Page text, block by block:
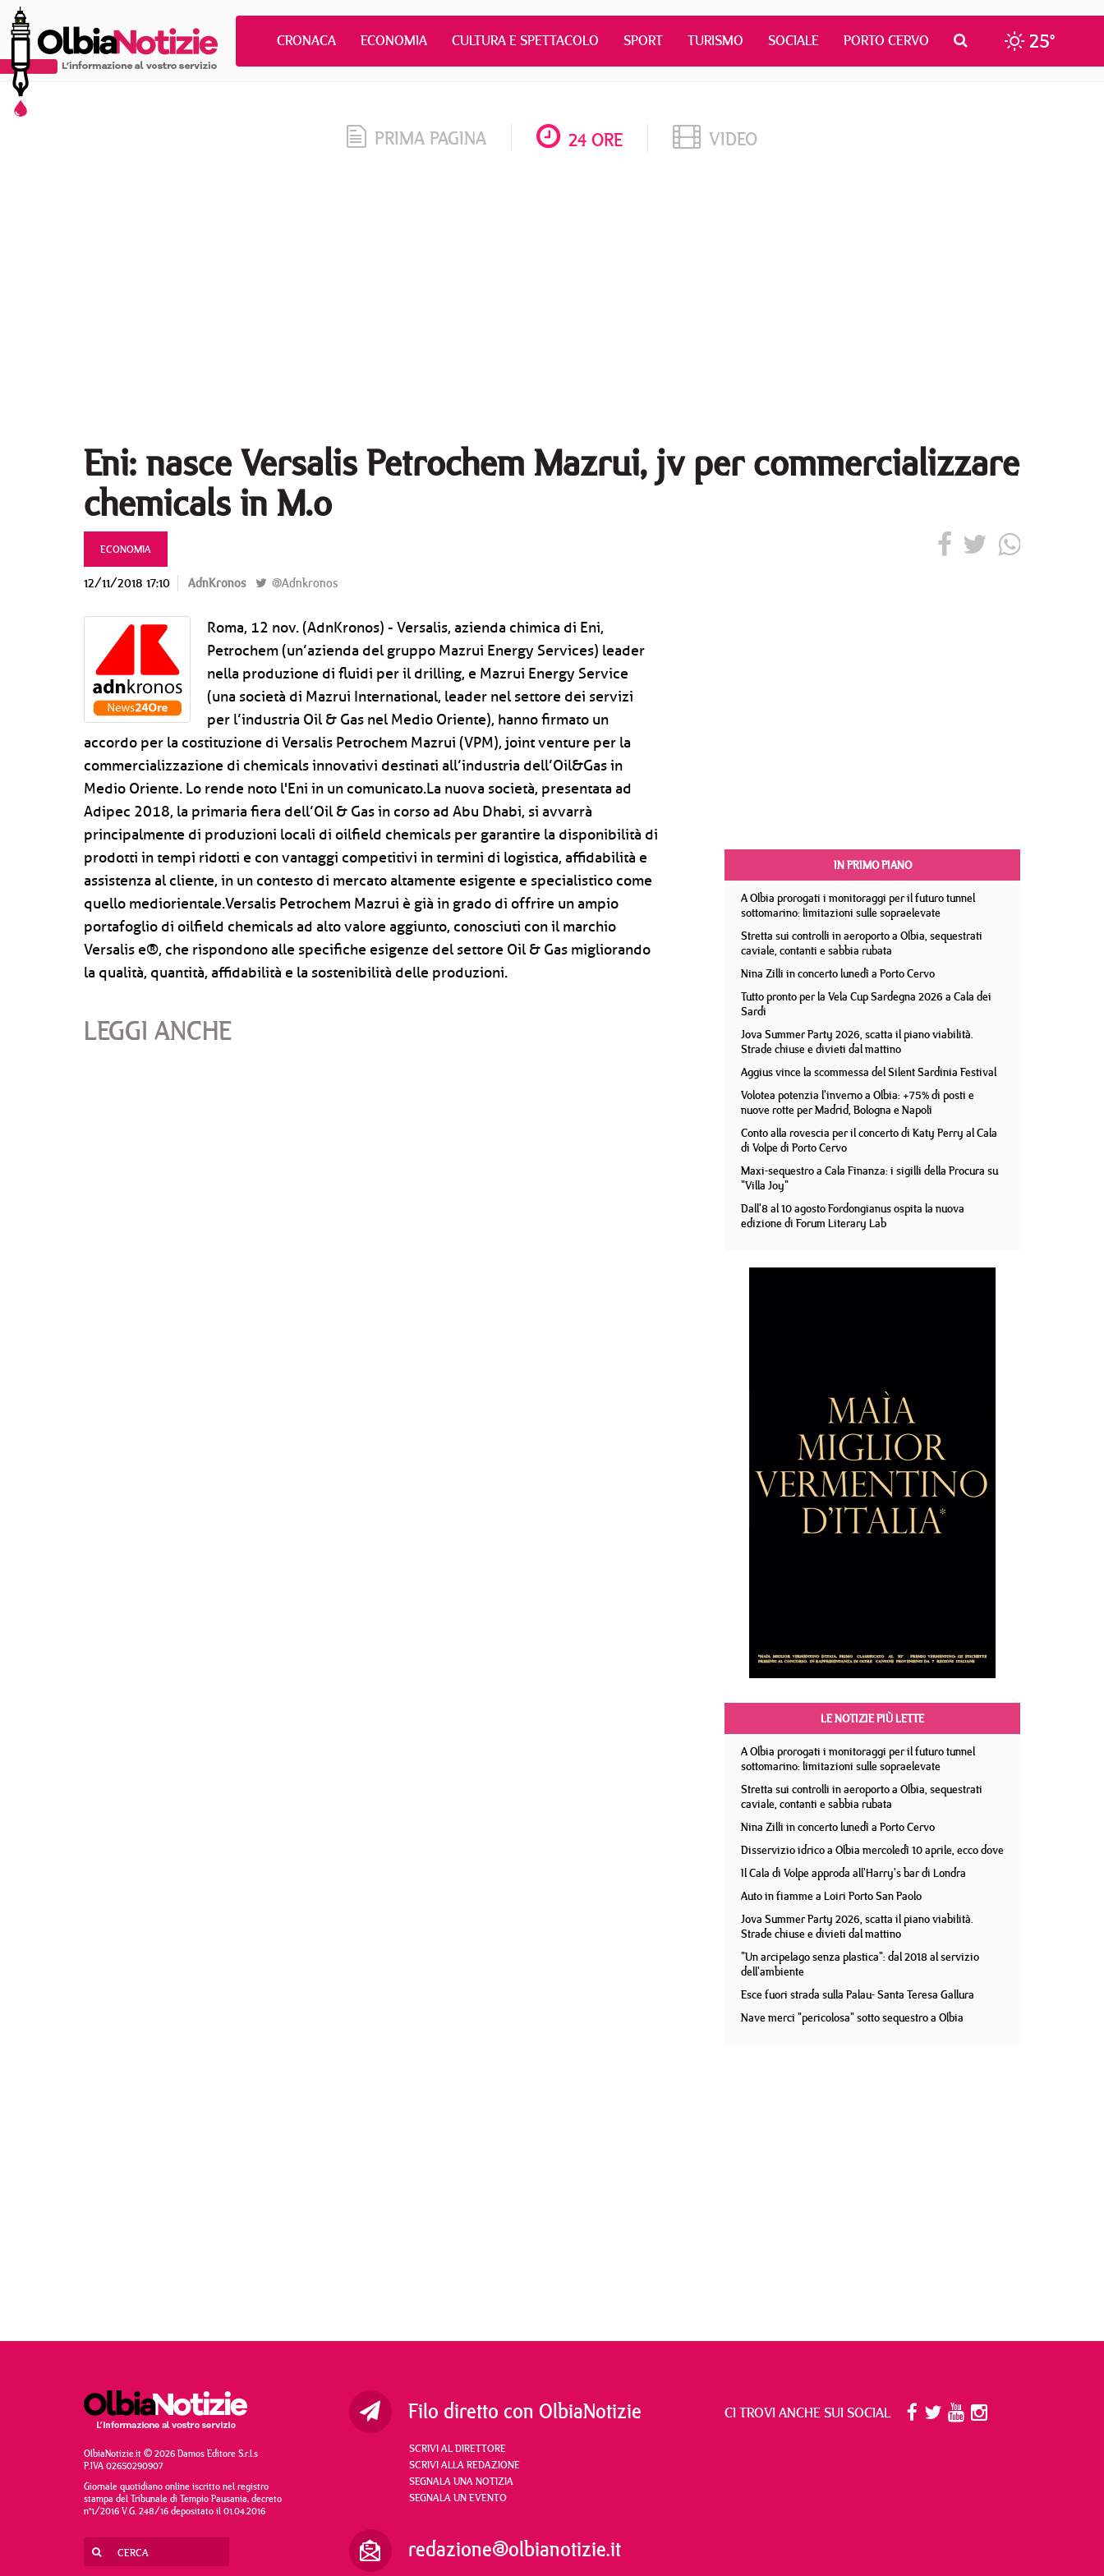
CRONACA ECONOMIA CULTURA E SPETTACOLO SPORT TURISMO SOCIALE PORTO CERVO 25°
PRIMA PAGINA 24 ORE VIDEO
Eni: nasce Versalis Petrochem Mazrui, jv per commercializzare
chemicals in M.o
ECONOMIA
12/11/2018 17:10 AdnKronos @Adnkronos
Roma, 12 nov. (AdnKronos) - Versalis, azienda chimica di Eni,
Petrochem (un’azienda del gruppo Mazrui Energy Services) leader
nella produzione di fluidi per il drilling, e Mazrui Energy Service
(una società di Mazrui International, leader nel settore dei servizi
per l’industria Oil & Gas nel Medio Oriente), hanno firmato un
accordo per la costituzione di Versalis Petrochem Mazrui (VPM), joint venture per la
commercializzazione di chemicals innovativi destinati all’industria dell’Oil&Gas in
Medio Oriente. Lo rende noto l'Eni in un comunicato.La nuova società, presentata ad
Adipec 2018, la primaria fiera dell’Oil & Gas in corso ad Abu Dhabi, si avvarrà
principalmente di produzioni locali di oilfield chemicals per garantire la disponibilità di
prodotti in tempi ridotti e con vantaggi competitivi in termini di logistica, affidabilità e
assistenza al cliente, in un contesto di mercato altamente esigente e specialistico come
quello mediorientale.Versalis Petrochem Mazrui è già in grado di offrire un ampio
portafoglio di oilfield chemicals ad alto valore aggiunto, conosciuti con il marchio
Versalis e®, che rispondono alle specifiche esigenze del settore Oil & Gas migliorando
la qualità, quantità, affidabilità e la sostenibilità delle produzioni.
LEGGI ANCHE
IN PRIMO PIANO
A Olbia prorogati i monitoraggi per il futuro tunnel
sottomarino: limitazioni sulle sopraelevate
Stretta sui controlli in aeroporto a Olbia, sequestrati
caviale, contanti e sabbia rubata
Nina Zilli in concerto lunedì a Porto Cervo
Tutto pronto per la Vela Cup Sardegna 2026 a Cala dei
Sardi
Jova Summer Party 2026, scatta il piano viabilità.
Strade chiuse e divieti dal mattino
Aggius vince la scommessa del Silent Sardinia Festival
Volotea potenzia l'inverno a Olbia: +75% di posti e
nuove rotte per Madrid, Bologna e Napoli
Conto alla rovescia per il concerto di Katy Perry al Cala
di Volpe di Porto Cervo
Maxi-sequestro a Cala Finanza: i sigilli della Procura su
"Villa Joy"
Dall'8 al 10 agosto Fordongianus ospita la nuova
edizione di Forum Literary Lab
LE NOTIZIE PIÙ LETTE
A Olbia prorogati i monitoraggi per il futuro tunnel
sottomarino: limitazioni sulle sopraelevate
Stretta sui controlli in aeroporto a Olbia, sequestrati
caviale, contanti e sabbia rubata
Nina Zilli in concerto lunedì a Porto Cervo
Disservizio idrico a Olbia mercoledì 10 aprile, ecco dove
Il Cala di Volpe approda all'Harry's bar di Londra
Auto in fiamme a Loiri Porto San Paolo
Jova Summer Party 2026, scatta il piano viabilità.
Strade chiuse e divieti dal mattino
"Un arcipelago senza plastica": dal 2018 al servizio
dell'ambiente
Esce fuori strada sulla Palau- Santa Teresa Gallura
Nave merci "pericolosa" sotto sequestro a Olbia
OlbiaNotizie.it © 2026 Damos Editore S.r.l.s
P.IVA 02650290907
Giornale quotidiano online iscritto nel registro
stampa del Tribunale di Tempio Pausania, decreto
n°1/2016 V.G. 248/16 depositato il 01.04.2016
Filo diretto con OlbiaNotizie
SCRIVI AL DIRETTORE
SCRIVI ALLA REDAZIONE
SEGNALA UNA NOTIZIA
SEGNALA UN EVENTO
redazione@olbianotizie.it
CI TROVI ANCHE SUI SOCIAL